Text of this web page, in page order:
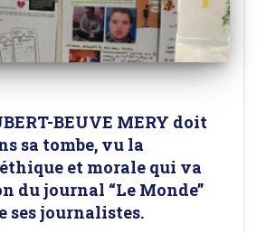
BEUVE MERY doit
sa tombe, vu la
et morale qui va
du journal “Le Monde”
ses journalistes.